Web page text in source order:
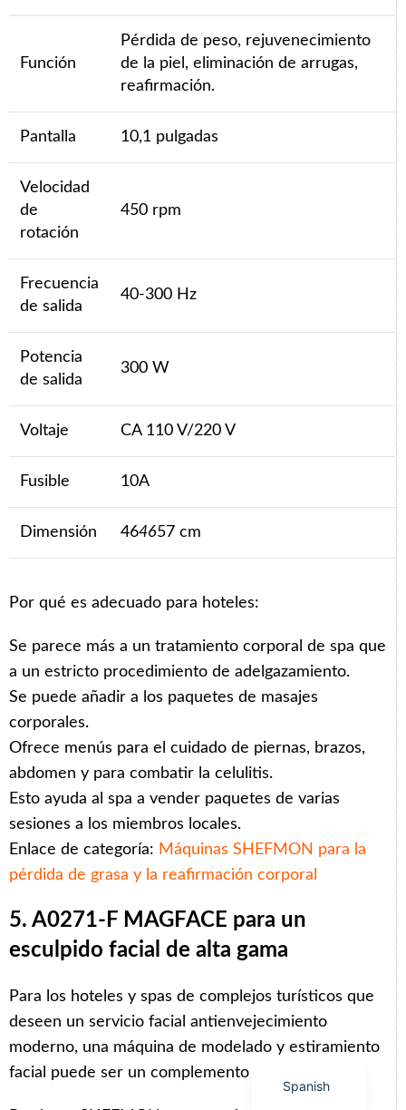
Función
Pérdida de peso, rejuvenecimiento
de la piel, eliminación de arrugas,
reafirmación.
Pantalla 10,1 pulgadas
Velocidad
de
rotación
450 rpm
Frecuencia
de salida
40-300 Hz
Potencia
de salida
300 W
Voltaje CA 110 V/220 V
Fusible 10A
Dimensión 464657 cm
Por qué es adecuado para hoteles:
Se parece más a un tratamiento corporal de spa que
a un estricto procedimiento de adelgazamiento.
Se puede añadir a los paquetes de masajes
corporales.
Ofrece menús para el cuidado de piernas, brazos,
abdomen y para combatir la celulitis.
Esto ayuda al spa a vender paquetes de varias
sesiones a los miembros locales.
Enlace de categoría: Máquinas SHEFMON para la
pérdida de grasa y la reafirmación corporal
5. A0271-F MAGFACE para un
esculpido facial de alta gama
Para los hoteles y spas de complejos turísticos que
deseen un servicio facial antienvejecimiento
moderno, una máquina de modelado y estiramiento
facial puede ser un complemento atractivo.
Spanish
English
French
Russian
Korean
Italian